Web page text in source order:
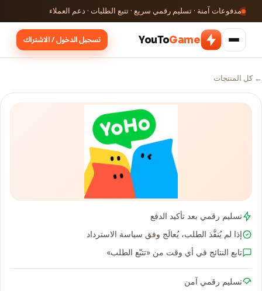
مدفوعات آمنة · تسليم رقمي سريع · تتبع الطلبات · دعم العملاء
YouToGame تسجيل الدخول / الاشتراك
← كل المنتجات
تسليم رقمي بعد تأكيد الدفع
إذا لم يُنفَّذ الطلب، يُعالَج وفق سياسة الاسترداد
تابع النتائج في أي وقت من «تتبّع الطلب»
تسليم رقمي آمن